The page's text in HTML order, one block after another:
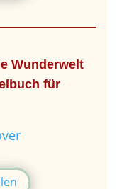
Wunderwelt
für